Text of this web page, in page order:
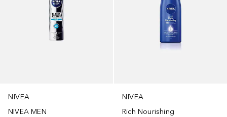
NIVEA
NIVEA MEN
NIVEA
Rich Nourishing